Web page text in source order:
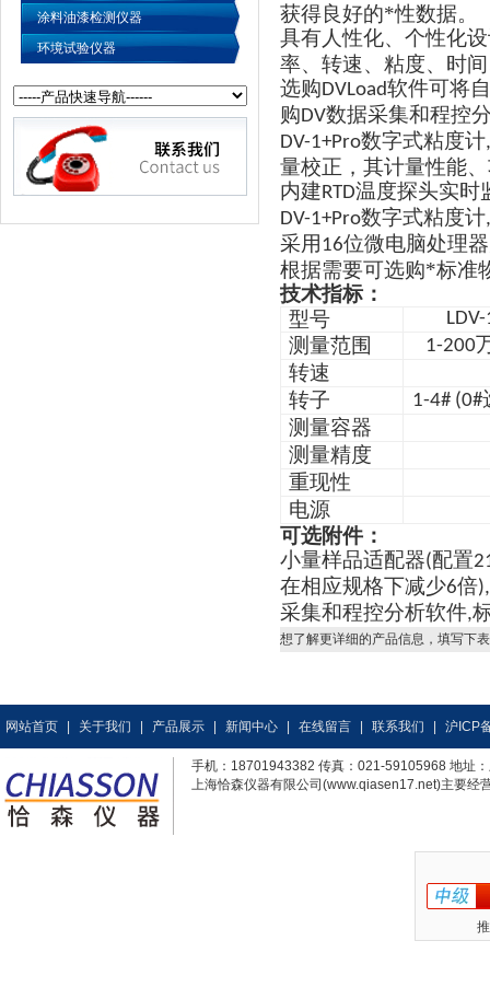
涂料油漆检测仪器
环境试验仪器
获得良好的*性数据。
具有人性化、个性化
率、转速、粘度、时
选购DVLoad软件可将
购DV数据采集和程控
DV-1+Pro数字式粘度计
量校正，其计量性能
内建RTD温度探头实时
DV-1+Pro数字式粘度计
采用 16位微电脑处理
根据需要可选购*标准
技术指标：
型号
LDV-
测量范围 1-200
转速
转子
1-4# (0#
测量容器
测量精度
重现性
电源
可选附件：
小量样品适配器(配置
在相应规格下减少6倍),
采集和程控分析软件,
想了解更详细的产品信息，填写下
网站首页 关于我们 产品展示 新闻中心 在线留言 联系我们 沪ICP
手机：18701943382 传真：021-59105968 地址
上海恰森仪器有限公司(www.qiasen17.net)主要经